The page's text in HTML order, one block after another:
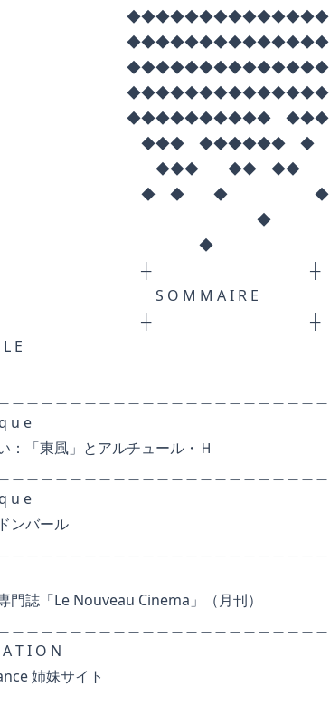
◆◆◆
◆
◆◆ ◆◆
◆ ◆
┼
A I R E
┼
e
」とアルチュール・Ｈ
e
ール
Nouveau Cinema」（月刊）
O N
妹サイト